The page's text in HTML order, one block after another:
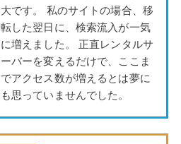
大です。 私のサイトの場合、移
転した翌日に、検索流入が一気
に増えました。 正直レンタルサ
ーバーを変えるだけで、ここま
でアクセス数が増えるとは夢に
も思っていませんでした。